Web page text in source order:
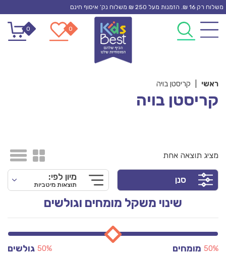
Skip
content
משלוח רק 16 ₪. הזמנות מעל 250 ₪ משלוח נק’ איסוף חינם
0
0
ראשי קריסטן בויה
קריסטן בויה
מציג תוצאה אחת
סנן מיון לפי:
תוצאות מיטביות
שינוי משקל מומחים וגולשים
מומחים 50% גולשים 50%